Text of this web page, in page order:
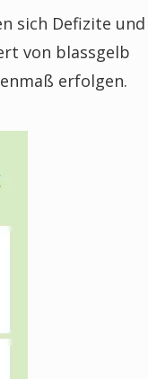
sich Defizite und
von blassgelb
erfolgen.